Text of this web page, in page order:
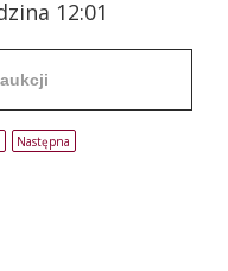
12:01
Następna